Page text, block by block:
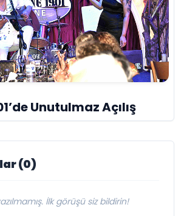
Unutulmaz Açılış
(0)
İlk görüşü siz bildirin!